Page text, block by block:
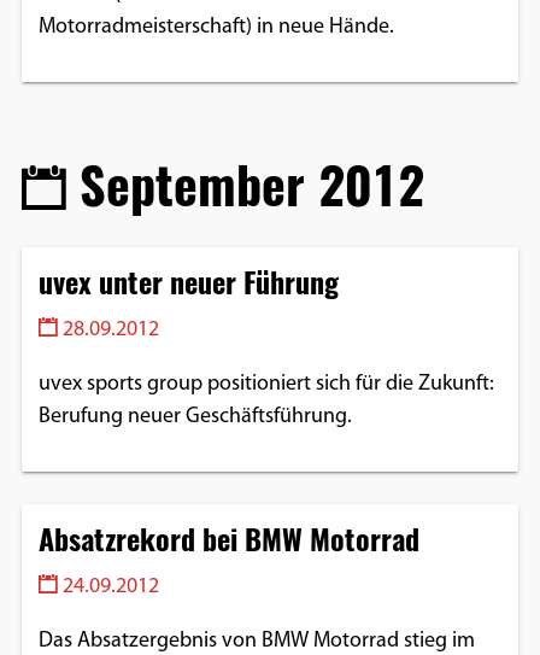
Motorradmeisterschaft) in neue Hände.
September 2012
uvex unter neuer Führung
28.09.2012
uvex sports group positioniert sich für die Zukunft:
Berufung neuer Geschäftsführung.
Absatzrekord bei BMW Motorrad
24.09.2012
Das Absatzergebnis von BMW Motorrad stieg im